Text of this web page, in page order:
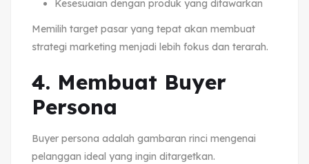
Kesesuaian dengan produk yang ditawarkan
Memilih target pasar yang tepat akan membuat
strategi marketing menjadi lebih fokus dan terarah.
4. Membuat Buyer
Persona
Buyer persona adalah gambaran rinci mengenai
pelanggan ideal yang ingin ditargetkan.